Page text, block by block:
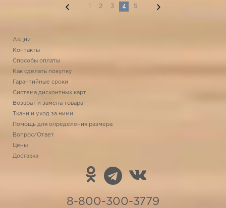
1 2 3 4 5
Акции
Контакты
Способы оплаты
Как сделать покупку
Гарантийные сроки
Система дисконтных карт
Возврат и замена товара
Ткани и уход за ними
Помощь для определения размера
Вопрос/Ответ
Цены
Доставка
8-800-300-3779